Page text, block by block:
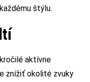
štýlu.
aktívne
znížiť okolité zvuky